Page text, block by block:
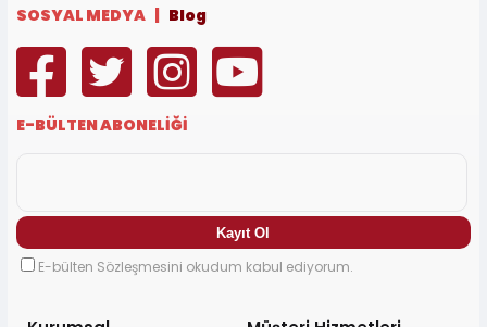
SOSYAL MEDYA | Blog
E-BÜLTEN ABONELİĞİ
E-bülten Sözleşmesini okudum kabul ediyorum.